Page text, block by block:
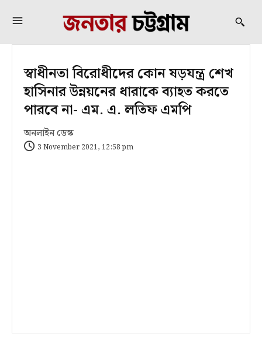
স্বাধীনতা বিরোধীদের কোন ষড়যন্ত্র শেখ
হাসিনার উন্নয়নের ধারাকে ব্যাহত করতে
পারবে না- এম. এ. লতিফ এমপি
অনলাইন ডেস্ক
3 November 2021, 12:58 pm